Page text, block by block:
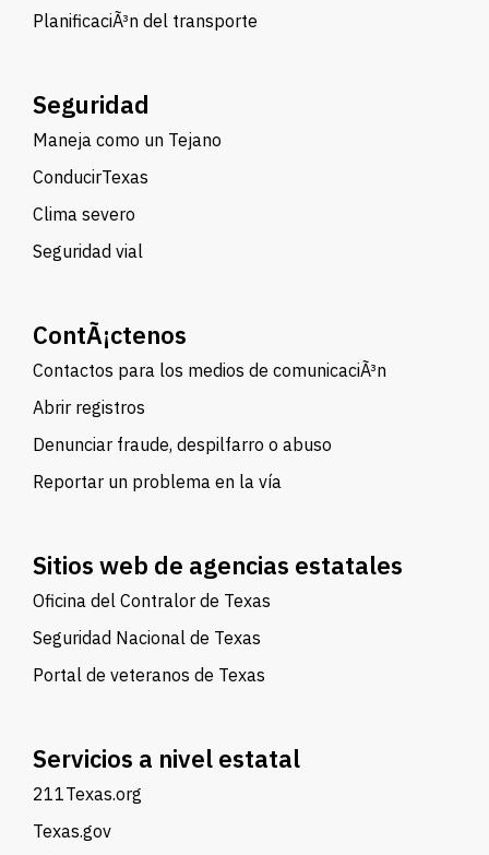
PlanificaciÃ³n del transporte
Seguridad
Maneja como un Tejano
ConducirTexas
Clima severo
Seguridad vial
ContÃ¡ctenos
Contactos para los medios de comunicaciÃ³n
Abrir registros
Denunciar fraude, despilfarro o abuso
Reportar un problema en la vía
Sitios web de agencias estatales
Oficina del Contralor de Texas
Seguridad Nacional de Texas
Portal de veteranos de Texas
Servicios a nivel estatal
211Texas.org
Texas.gov